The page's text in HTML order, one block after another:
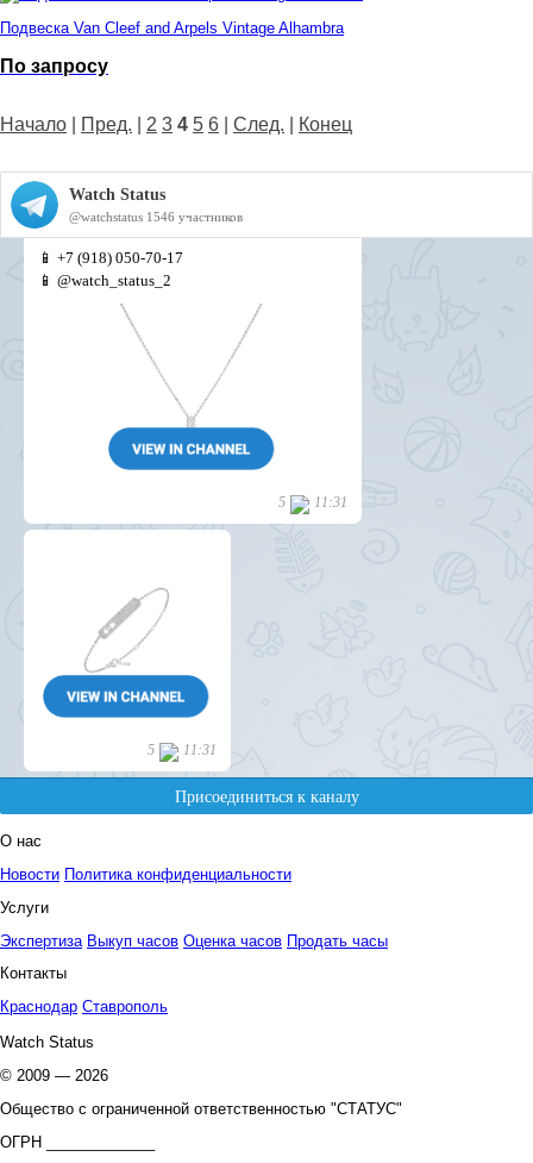
Подвеска Van Cleef and Arpels Vintage Alhambra
По запросу
Начало Пред. 2 3 4 5 6 След. Конец
О нас
Новости Политика конфиденциальности
Услуги
Экспертиза Выкуп часов Оценка часов Продать часы
Контакты
Краснодар Ставрополь
Watch Status
© 2009 — 2026
Общество с ограниченной ответственностью "СТАТУС"
ОГРН _____________